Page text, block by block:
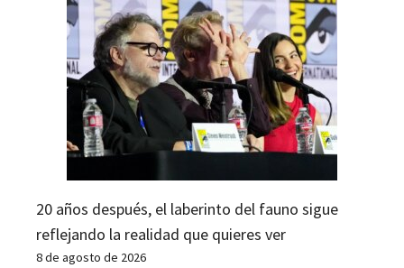
20 años después, el laberinto del fauno sigue
reflejando la realidad que quieres ver
8 de agosto de 2026